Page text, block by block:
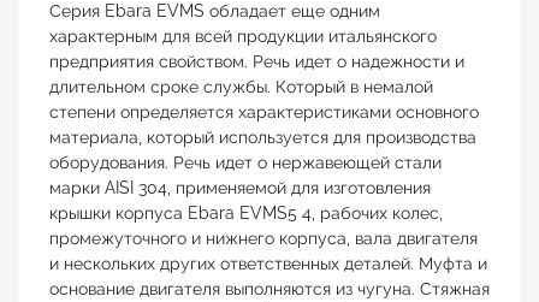
Серия Ebara EVMS обладает еще одним
характерным для всей продукции итальянского
предприятия свойством. Речь идет о надежности и
длительном сроке службы. Который в немалой
степени определяется характеристиками основного
материала, который используется для производства
оборудования. Речь идет о нержавеющей стали
марки AISI 304, применяемой для изготовления
крышки корпуса Ebara EVMS5 4, рабочих колес,
промежуточного и нижнего корпуса, вала двигателя
и нескольких других ответственных деталей. Муфта и
основание двигателя выполняются из чугуна. Стяжная